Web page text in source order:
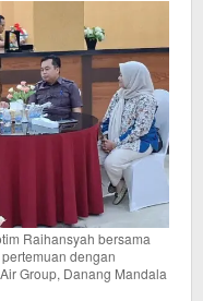
Jet
Raihansyah bersama
dengan
Group, Danang Mandala